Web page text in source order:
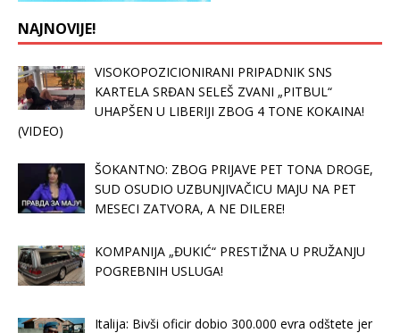
NAJNOVIJE!
VISOKOPOZICIONIRANI PRIPADNIK SNS
KARTELA SRĐAN SELEŠ ZVANI „PITBUL“
UHAPŠEN U LIBERIJI ZBOG 4 TONE KOKAINA!
(VIDEO)
ŠOKANTNO: ZBOG PRIJAVE PET TONA DROGE,
SUD OSUDIO UZBUNJIVAČICU MAJU NA PET
MESECI ZATVORA, A NE DILERE!
KOMPANIJA „ĐUKIĆ“ PRESTIŽNA U PRUŽANJU
POGREBNIH USLUGA!
Italija: Bivši oficir dobio 300.000 evra odštete jer